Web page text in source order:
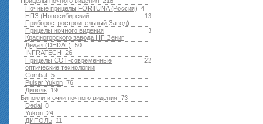
4
Ночные прицелы FORTUNA (Россия)
13
НПЗ (Новосибирский
Приборостростроительный Завод)
3
Прицелы ночного видения
Красногорского завода НП Зенит
50
Дедал (DEDAL)
26
INFRATECH
22
Прицелы СОТ-современные
оптические технологии
5
Combat
76
Pulsar Yukon
19
Диполь
73
Бинокли и очки ночного видения
8
Dedal
24
Yukon
11
ДИПОЛЬ